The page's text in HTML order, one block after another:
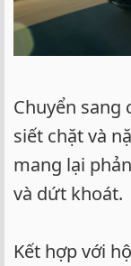
Chuyển sang
siết chặt và
mang lại
và dứt khoát.
Kết hợp với